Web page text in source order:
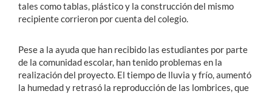
tales como tablas, plástico y la construcción del mismo
recipiente corrieron por cuenta del colegio.
Pese a la ayuda que han recibido las estudiantes por parte
de la comunidad escolar, han tenido problemas en la
realización del proyecto. El tiempo de lluvia y frío, aumentó
la humedad y retrasó la reproducción de las lombrices, que